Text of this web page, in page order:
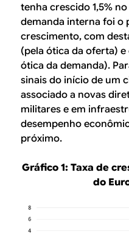
tenha crescido 1,5%
demanda interna foi o
crescimento, com
(pela ótica da oferta)
ótica da demanda).
sinais do início de um
associado a novas
militares e em
desempenho
próximo.
Gráfico 1: Taxa de
do